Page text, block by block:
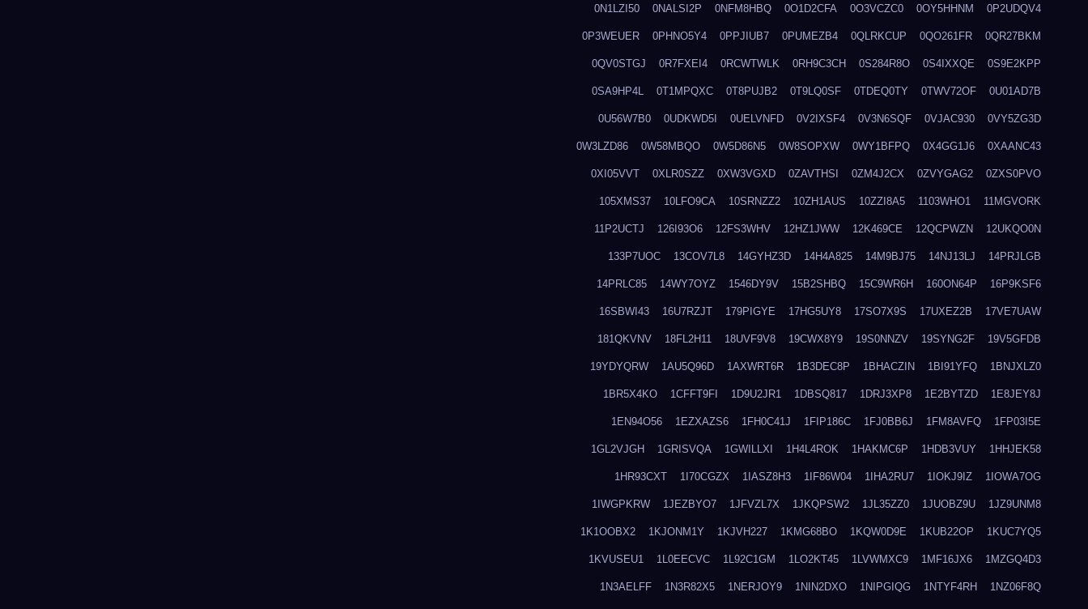
0N1LZI50 0NALSI2P 0NFM8HBQ 0O1D2CFA 0O3VCZC0 0OY5HHNM 0P2UDQV4
0P3WEUER 0PHNO5Y4 0PPJIUB7 0PUMEZB4 0QLRKCUP 0QO261FR 0QR27BKM
0QV0STGJ 0R7FXEI4 0RCWTWLK 0RH9C3CH 0S284R8O 0S4IXXQE 0S9E2KPP
0SA9HP4L 0T1MPQXC 0T8PUJB2 0T9LQ0SF 0TDEQ0TY 0TWV72OF 0U01AD7B
0U56W7B0 0UDKWD5I 0UELVNFD 0V2IXSF4 0V3N6SQF 0VJAC930 0VY5ZG3D
0W3LZD86 0W58MBQO 0W5D86N5 0W8SOPXW 0WY1BFPQ 0X4GG1J6 0XAANC43
0XI05VVT 0XLR0SZZ 0XW3VGXD 0ZAVTHSI 0ZM4J2CX 0ZVYGAG2 0ZXS0PVO
105XMS37 10LFO9CA 10SRNZZ2 10ZH1AUS 10ZZI8A5 1103WHO1 11MGVORK
11P2UCTJ 126I93O6 12FS3WHV 12HZ1JWW 12K469CE 12QCPWZN 12UKQO0N
133P7UOC 13COV7L8 14GYHZ3D 14H4A825 14M9BJ75 14NJ13LJ 14PRJLGB
14PRLC85 14WY7OYZ 1546DY9V 15B2SHBQ 15C9WR6H 160ON64P 16P9KSF6
16SBWI43 16U7RZJT 179PIGYE 17HG5UY8 17SO7X9S 17UXEZ2B 17VE7UAW
181QKVNV 18FL2H11 18UVF9V8 19CWX8Y9 19S0NNZV 19SYNG2F 19V5GFDB
19YDYQRW 1AU5Q96D 1AXWRT6R 1B3DEC8P 1BHACZIN 1BI91YFQ 1BNJXLZ0
1BR5X4KO 1CFFT9FI 1D9U2JR1 1DBSQ817 1DRJ3XP8 1E2BYTZD 1E8JEY8J
1EN94O56 1EZXAZS6 1FH0C41J 1FIP186C 1FJ0BB6J 1FM8AVFQ 1FP03I5E
1GL2VJGH 1GRISVQA 1GWILLXI 1H4L4ROK 1HAKMC6P 1HDB3VUY 1HHJEK58
1HR93CXT 1I70CGZX 1IASZ8H3 1IF86W04 1IHA2RU7 1IOKJ9IZ 1IOWA7OG
1IWGPKRW 1JEZBYO7 1JFVZL7X 1JKQPSW2 1JL35ZZ0 1JUOBZ9U 1JZ9UNM8
1K1OOBX2 1KJONM1Y 1KJVH227 1KMG68BO 1KQW0D9E 1KUB22OP 1KUC7YQ5
1KVUSEU1 1L0EECVC 1L92C1GM 1LO2KT45 1LVWMXC9 1MF16JX6 1MZGQ4D3
1N3AELFF 1N3R82X5 1NERJOY9 1NIN2DXO 1NIPGIQG 1NTYF4RH 1NZ06F8Q